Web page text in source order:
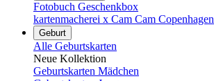
Fotobuch Geschenkbox
kartenmacherei x Cam Cam Copenhagen
Geburt
Alle Geburtskarten
Neue Kollektion
Geburtskarten Mädchen